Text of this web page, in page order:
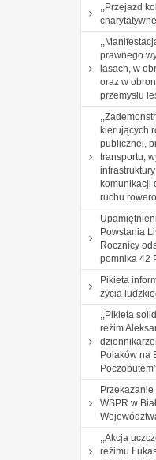
,,Przejazd
prawnego
lasach, w
oraz w
przemysłu
kierujących
publicznej,
transportu,
komunikacji
ruchu
Powstania
Rocznicy
pomnika 42
Pikieta
życia
,,Pikieta
reżim
Polaków na
Poczobutem”.
WSPR w
,,Akcja
reżimu